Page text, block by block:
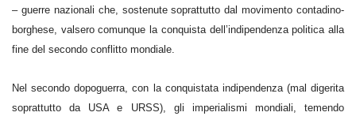
– guerre nazionali che, sostenute soprattutto dal movimento contadino-
borghese, valsero comunque la conquista dell’indipendenza politica alla
fine del secondo conflitto mondiale.
Nel secondo dopoguerra, con la conquistata indipendenza (mal digerita
soprattutto da USA e URSS), gli imperialismi mondiali,
temendo